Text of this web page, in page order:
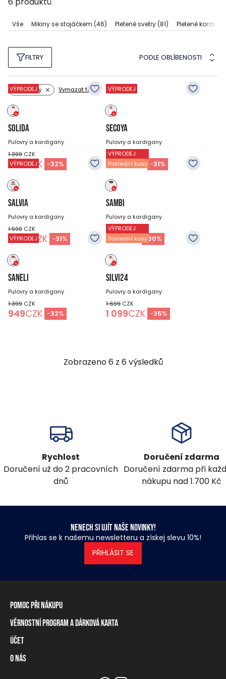
Vše Mikiny se stojáčkem (46) Pletené svetry(81) Pletené
FILTRY PODLE OBLÍBENOSTI
Barva: bílý Vymazat filtry
VÝPRODEJ
SOLIDA
Pulovry a kardigany
1 399 CZK
949CZK -32%
VÝPRODEJ
SECOYA
Pulovry a kardigany
1 599CZK
1 099CZK -31%
VÝPRODEJ
SALVIA
Pulovry a kardigany
1 599 CZK
1 099CZK -31%
VÝPRODEJ
Poslední kusy
SAMBI
Pulovry a kardigany
1 399CZK
979CZK -30%
VÝPRODEJ
SANELI
Pulovry a kardigany
1 399 CZK
949CZK -32%
VÝPRODEJ
Poslední kusy
SILVI24
Pulovry a kardigany
1 699CZK
1 099CZK -35%
Zobrazeno6 z 6 výsledků
Rychlost
Doručení už do 2 pracovních
dnů
Doručení zdarma
Doručení zdarma při
nákupu nad 1.700 Kč
Nenech si ujít naše novinky!
Přihlas se k našemu newsletteru a získej slevu 10%!
PŘIHLÁSIT SE
Pomoc při nákupu
Informace o dopravě
Způsoby platby
Tabulka rozměrů
Věrnostní program a dárková karta
Věrnostní program
Dárková karta
Účet
Přihlášení / Registrace
O nás